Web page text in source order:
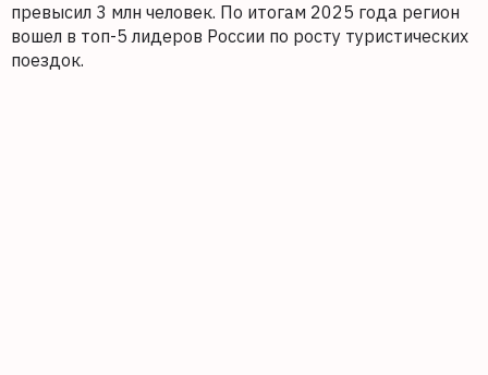
превысил 3 млн человек. По итогам 2025 года регион
вошел в топ-5 лидеров России по росту туристических
поездок.